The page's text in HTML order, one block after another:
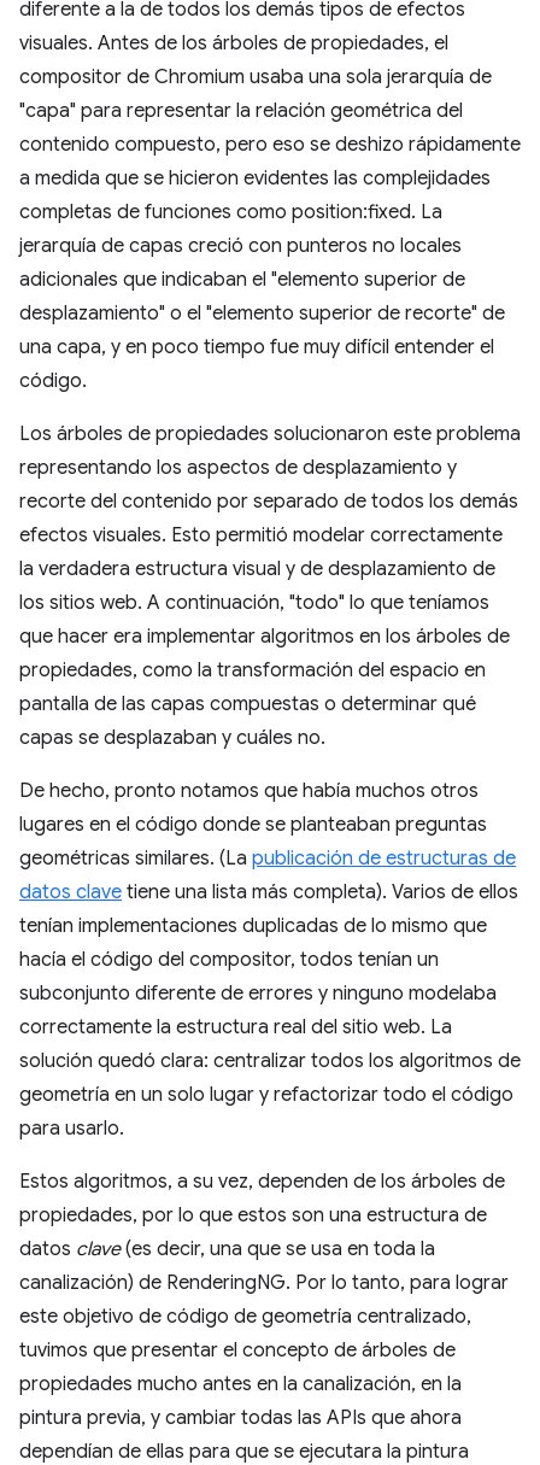
diferente a la de todos los demás tipos de efectos
visuales. Antes de los árboles de propiedades, el
compositor de Chromium usaba una sola jerarquía de
"capa" para representar la relación geométrica del
contenido compuesto, pero eso se deshizo rápidamente
a medida que se hicieron evidentes las complejidades
completas de funciones como position:fixed. La
jerarquía de capas creció con punteros no locales
adicionales que indicaban el "elemento superior de
desplazamiento" o el "elemento superior de recorte" de
una capa, y en poco tiempo fue muy difícil entender el
código.
Los árboles de propiedades solucionaron este problema
representando los aspectos de desplazamiento y
recorte del contenido por separado de todos los demás
efectos visuales. Esto permitió modelar correctamente
la verdadera estructura visual y de desplazamiento de
los sitios web. A continuación, "todo" lo que teníamos
que hacer era implementar algoritmos en los árboles de
propiedades, como la transformación del espacio en
pantalla de las capas compuestas o determinar qué
capas se desplazaban y cuáles no.
De hecho, pronto notamos que había muchos otros
lugares en el código donde se planteaban preguntas
geométricas similares. (La publicación de estructuras de
datos clave tiene una lista más completa). Varios de ellos
tenían implementaciones duplicadas de lo mismo que
hacía el código del compositor, todos tenían un
subconjunto diferente de errores y ninguno modelaba
correctamente la estructura real del sitio web. La
solución quedó clara: centralizar todos los algoritmos de
geometría en un solo lugar y refactorizar todo el código
para usarlo.
Estos algoritmos, a su vez, dependen de los árboles de
propiedades, por lo que estos son una estructura de
datos clave(es decir, una que se usa en toda la
canalización) de RenderingNG. Por lo tanto, para lograr
este objetivo de código de geometría centralizado,
tuvimos que presentar el concepto de árboles de
propiedades mucho antes en la canalización, en la
pintura previa, y cambiar todas las APIs que ahora
dependían de ellas para que se ejecutara la pintura